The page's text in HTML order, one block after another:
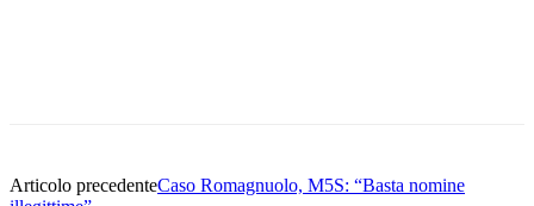
Articolo precedenteCaso Romagnuolo, M5S: “Basta nomine